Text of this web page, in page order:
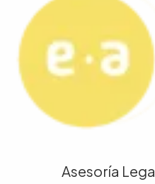
Asesoría